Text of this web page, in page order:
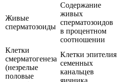
Живые
сперматозоиды
Содержание
живых
сперматозоидов
в процентном
соотношении
Клетки
смерматогенеза
(незрелые
половые
Клетки эпителия
семенных
канальцев
яичника